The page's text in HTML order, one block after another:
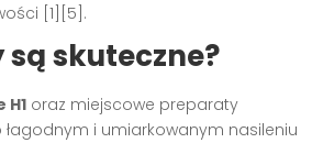
[1][5].
skuteczne?
oraz miejscowe preparaty
i umiarkowanym nasileniu